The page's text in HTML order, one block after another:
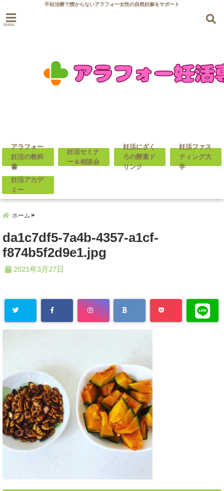
不妊治療で授からないアラフォー女性の自然妊娠をサポート
menu
アラフォー
妊活の教科
書
妊活セミナ
ー＆相談会
妊活にざく
ろの酵素ド
リンク
妊活ファス
ティング大
学
妊活アカデ
ミー
ホーム
da1c7df5-7a4b-4357-a1cf-
f874b5f2d9e1.jpg
2021年3月27日